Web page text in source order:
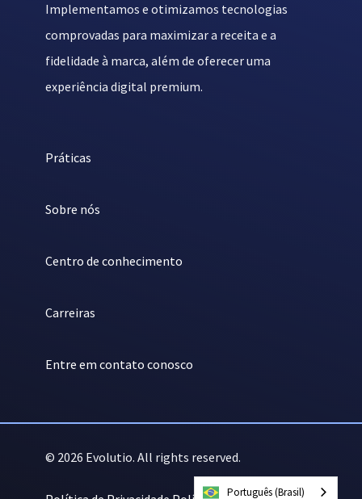
Implementamos e otimizamos tecnologias
comprovadas para maximizar a receita e a
fidelidade à marca, além de oferecer uma
experiência digital premium.
Práticas
Sobre nós
Centro de conhecimento
Carreiras
Entre em contato conosco
© 2026 Evolutio. All rights reserved.
Português (Brasil)